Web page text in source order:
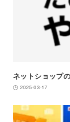
ネットショップ
2025-03-17